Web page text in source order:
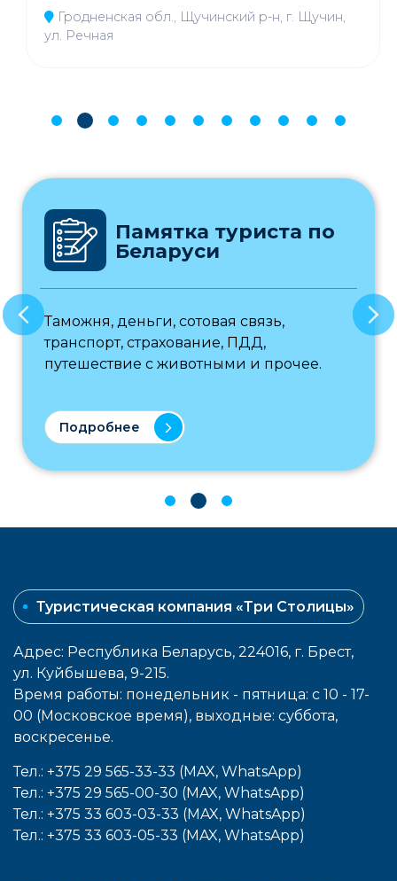
Гродненская обл., Щучинский р-н, г. Щучин,
ул. Речная
Памятка туриста по
Беларуси
Таможня, деньги, сотовая связь,
транспорт, страхование, ПДД,
путешествие с животными и прочее.
Подробнее
Туристическая компания «Три Столицы»
Адрес: Республика Беларусь, 224016, г. Брест,
ул. Куйбышева, 9-215.
Время работы: понедельник - пятница: с 10 - 17-
00 (Московское время), выходные: cуббота,
воcкресенье.
Тел.: +375 29 565-33-33 (MAX, WhatsApp)
Тел.: +375 29 565-00-30 (MAX, WhatsApp)
Тел.: +375 33 603-03-33 (MAX, WhatsApp)
Тел.: +375 33 603-05-33 (MAX, WhatsApp)